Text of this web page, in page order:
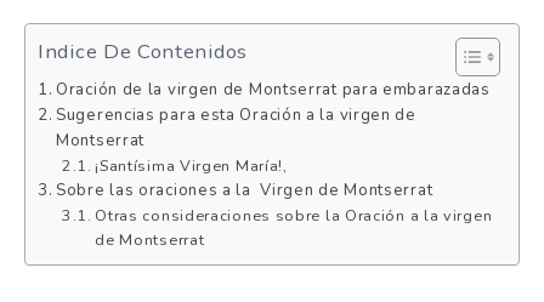
Indice De Contenidos
Oración de la virgen de Montserrat para embarazadas
Sugerencias para esta Oración a la virgen de
Montserrat
¡Santísima Virgen María!,
Sobre las oraciones a la Virgen de Montserrat
Otras consideraciones sobre la Oración a la virgen
de Montserrat